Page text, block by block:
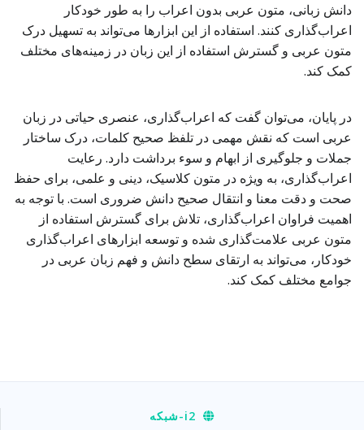
دانش زبانی، متون عربی بدون اعراب را به طور خودکار
اعراب‌گذاری کنند. استفاده از این ابزارها می‌تواند به تسهیل درک
متون عربی و گسترش استفاده از این زبان در زمینه‌های مختلف
کمک کند.
در پایان، می‌توان گفت که اعراب‌گذاری، عنصری حیاتی در زبان
عربی است که نقش مهمی در تلفظ صحیح کلمات، درک ساختار
جملات و جلوگیری از ابهام و سوء برداشت دارد. رعایت
اعراب‌گذاری، به ویژه در متون کلاسیک، دینی و علمی، برای حفظ
صحت و دقت معنا و انتقال صحیح دانش ضروری است. با توجه به
اهمیت فراوان اعراب‌گذاری، تلاش برای گسترش استفاده از
متون عربی علامت‌گذاری شده و توسعه ابزارهای اعراب‌گذاری
خودکار، می‌تواند به ارتقای سطح دانش و فهم زبان عربی در
جوامع مختلف کمک کند.
i2-شبکه